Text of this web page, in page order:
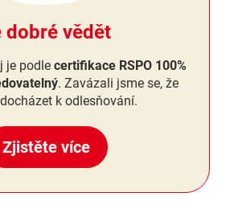
dobré vědět
je podle certifikace RSPO 100%
. Zavázali jsme se, že
k odlesňování.
Zjistěte více